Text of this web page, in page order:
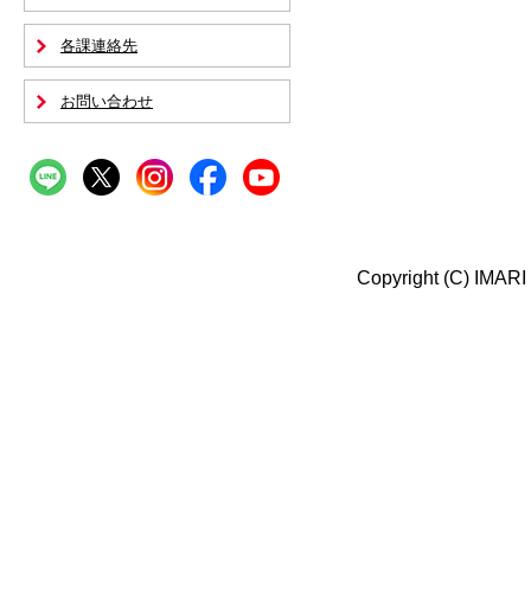
各課連絡先
お問い合わせ
Copyright (C)